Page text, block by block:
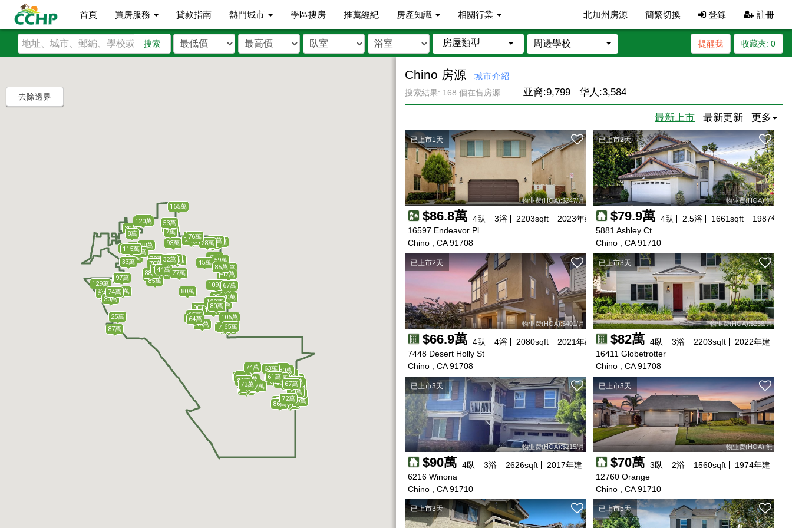
首頁 買房服務 貸款指南 熱門城市 學區搜房 推薦經紀 房產知識 相關行業 北加州房源 簡繁切換 登錄 註冊
搜索 房屋類型 周邊學校 收藏夾: 0
提醒我
67萬
52萬
70萬
72萬
165萬
63萬
70萬
60萬
53萬
87萬
51萬
91萬
72萬
70萬
94萬
46萬
89萬
25萬
75萬
85萬
59萬
65萬
51萬
83萬
20萬
74萬
94萬
93萬
84萬
65萬
81萬
31萬
38萬
85萬
66萬
90萬
70萬
93萬
99萬
65萬
79萬
82萬
81萬
75萬
65萬
80萬
90萬
89萬
63萬
97萬
139萬
52萬
106萬
70萬
66萬
68萬
92萬
82萬
34萬
28萬
54萬
87萬
83萬
127萬
125萬
81萬 88萬
80萬
93萬
123萬
97萬
133萬
132萬
82萬
117萬
85萬
118萬
126萬
119萬
125萬
67萬
65萬
74萬
120萬
88萬
67萬
7萬
95萬
70萬
70萬
75萬
62萬
68萬
47萬
86萬
80萬
45萬
85萬
65萬
68萬
82萬
88萬
88萬
98萬
60萬
85萬
129萬
90萬
63萬
71萬
64萬
86萬
86萬
80萬
73萬
30萬
30萬
70萬
33萬
74萬
60萬
8萬
58萬
70萬
61萬
110萬
69萬
75萬
67萬
44萬
120萬
72萬
67萬
72萬
75萬
80萬
73萬
74萬
109萬
65萬
76萬
64萬
63萬
67萬
102萬
53萬
59萬
115萬
77萬
80萬
43萬
85萬
32萬
67萬
去除邊界
Chino 房源
城市介紹
搜索結果: 168 個在售房源
亚裔:9,799 华人:3,584
最新上市 最新更新 更多
已上市1天
物业费(HOA):$247/月
$86.8萬 4臥 3浴 2203sqft 2023年建
16597 Endeavor Pl
Chino , CA 91708
已上市2天
物业费(HOA):無
$79.9萬 4臥 2.5浴 1661sqft 1987年建
5881 Ashley Ct
Chino , CA 91710
已上市2天
物业费(HOA):$401/月
$66.9萬 4臥 4浴 2080sqft 2021年建
7448 Desert Holly St
Chino , CA 91708
已上市3天
物业费(HOA):$238/月
$82萬 4臥 3浴 2203sqft 2022年建
16411 Globetrotter
Chino , CA 91708
已上市3天
物业费(HOA):$215/月
$90萬 4臥 3浴 2626sqft 2017年建
6216 Winona
Chino , CA 91710
已上市3天
物业费(HOA):無
$70萬 3臥 2浴 1560sqft 1974年建
12760 Orange
Chino , CA 91710
已上市3天 已上市5天